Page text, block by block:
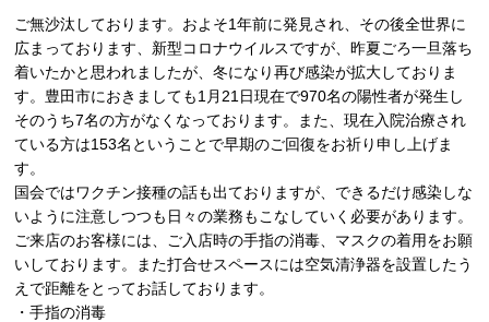
ご無沙汰しております。およそ1年前に発見され、その後全世界に
広まっております、新型コロナウイルスですが、昨夏ごろ一旦落ち
着いたかと思われましたが、冬になり再び感染が拡大しておりま
す。豊田市におきましても1月21日現在で970名の陽性者が発生し
そのうち7名の方がなくなっております。また、現在入院治療され
ている方は153名ということで早期のご回復をお祈り申し上げま
す。
国会ではワクチン接種の話も出ておりますが、できるだけ感染しな
いように注意しつつも日々の業務もこなしていく必要があります。
ご来店のお客様には、ご入店時の手指の消毒、マスクの着用をお願
いしております。また打合せスペースには空気清浄器を設置したう
えで距離をとってお話しております。
・手指の消毒